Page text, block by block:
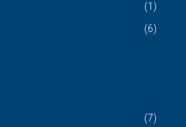
(1)
(6)
(7)